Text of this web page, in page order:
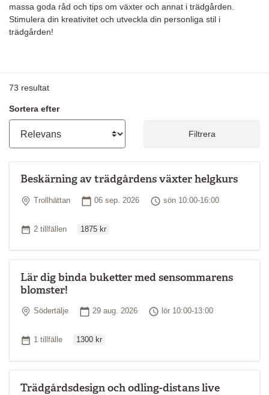
massa goda råd och tips om växter och annat i trädgården.
Stimulera din kreativitet och utveckla din personliga stil i
trädgården!
73 resultat
Sortera efter
Filtrera
Beskärning av trädgårdens växter helgkurs
Plats
Trollhättan Startdatum
06 sep. 2026 Tid
sön 10:00-16:00
Antal tillfällen
2 tillfällen 1875 kr
Lär dig binda buketter med sensommarens
blomster!
Plats
Södertälje Startdatum
29 aug. 2026 Tid
lör 10:00-13:00
Antal tillfällen
1 tillfälle 1300 kr
Trädgårdsdesign och odling-distans live